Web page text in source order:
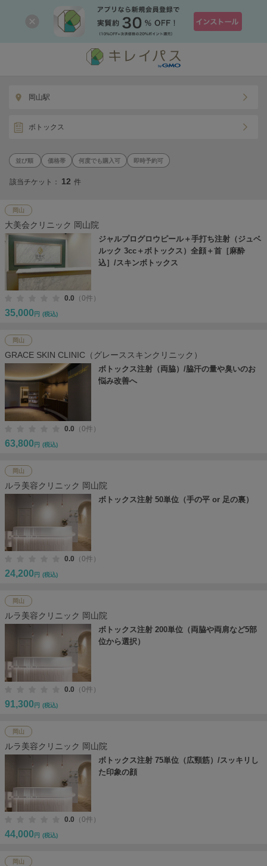
岡山駅
ボトックス
価格帯 何度でも購入可 即時予約可
該当チケット： 12 件
岡山
大美会クリニック 岡山院
ジャルプログロウピール＋手打ち注射（ジュベ
ルック 3cc＋ボトックス）全顔＋首［麻酔
込］/スキンボトックス
0.0 （0件）
35,000 円 (税込)
岡山
GRACE SKIN CLINIC（グレーススキンクリニック）
ボトックス注射（両脇）/脇汗の量や臭いのお
悩み改善へ
0.0 （0件）
63,800 円 (税込)
岡山
ルラ美容クリニック 岡山院
ボトックス注射 50単位（手の平 or 足の裏）
0.0 （0件）
24,200 円 (税込)
岡山
ルラ美容クリニック 岡山院
ボトックス注射 200単位（両脇や両肩など5部
位から選択）
0.0 （0件）
91,300 円 (税込)
岡山
ルラ美容クリニック 岡山院
ボトックス注射 75単位（広頸筋）/スッキリし
た印象の顔
0.0 （0件）
44,000 円 (税込)
岡山